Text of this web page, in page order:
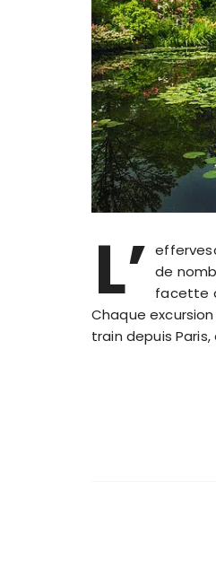
L’ de
facette
Chaque
train depuis